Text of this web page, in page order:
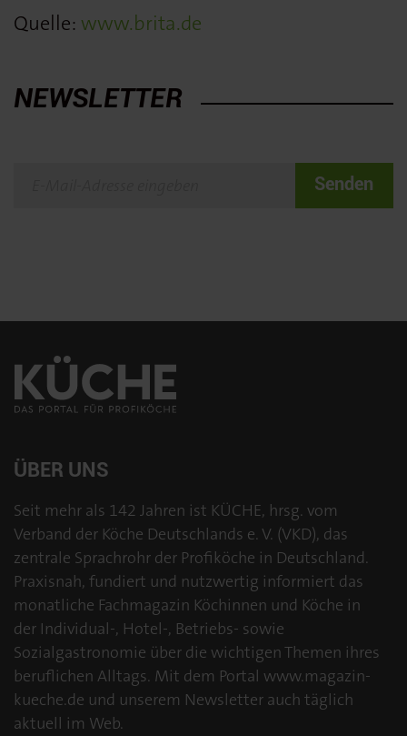
Quelle: www.brita.de
NEWSLETTER
Senden
ÜBER UNS
Seit mehr als 142 Jahren ist KÜCHE, hrsg. vom
Verband der Köche Deutschlands e. V. (VKD), das
zentrale Sprachrohr der Profiköche in Deutschland.
Praxisnah, fundiert und nutzwertig informiert das
monatliche Fachmagazin Köchinnen und Köche in
der Individual-, Hotel-, Betriebs- sowie
Sozialgastronomie über die wichtigen Themen ihres
beruflichen Alltags. Mit dem Portal www.magazin-
kueche.de und unserem Newsletter auch täglich
aktuell im Web.